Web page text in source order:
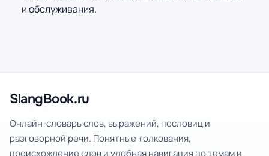
и обслуживания.
SlangBook.ru
Онлайн-словарь слов, выражений, пословиц и
разговорной речи. Понятные толкования,
происхождение слов и удобная навигация по темам и